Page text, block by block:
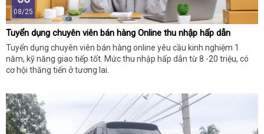
08/25
Tuyển dụng chuyên viên bán hàng Online thu nhập hấp dẫn
Tuyển dụng chuyên viên bán hàng online yêu cầu kinh nghiệm 1
năm, kỹ năng giao tiếp tốt. Mức thu nhập hấp dẫn từ 8 -20 triệu, có
cơ hội thăng tiến ở tương lai.